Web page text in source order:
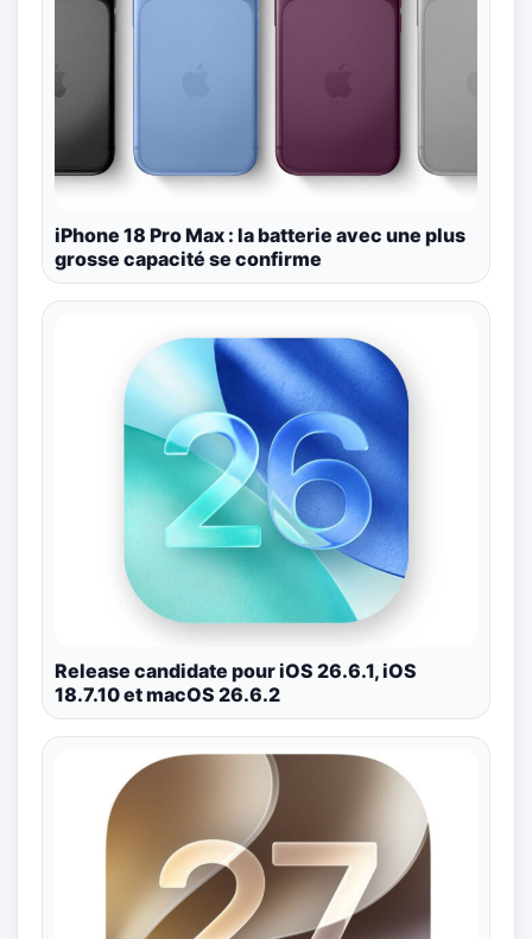
iPhone 18 Pro Max : la batterie avec une plus
grosse capacité se confirme
Release candidate pour iOS 26.6.1, iOS
18.7.10 et macOS 26.6.2